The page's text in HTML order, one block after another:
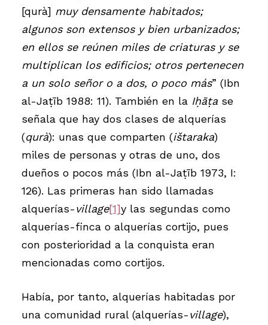
[qurà] muy densamente habitados;
algunos son extensos y bien urbanizados;
en ellos se reúnen miles de criaturas y se
multiplican los edificios; otros pertenecen
a un solo señor o a dos, o poco más” (Ibn
al-Jaṭīb 1988: 11). También en la Iḥāṭase
señala que hay dos clases de alquerías
(qurà): unas que comparten (ištaraka)
miles de personas y otras de uno, dos
dueños o pocos más (Ibn al-Jaṭīb 1973, I:
126). Las primeras han sido llamadas
alquerías-village[1]y las segundas como
alquerías-finca o alquerías cortijo, pues
con posterioridad a la conquista eran
mencionadas como cortijos.
Había, por tanto, alquerías habitadas por
una comunidad rural (alquerías-village),